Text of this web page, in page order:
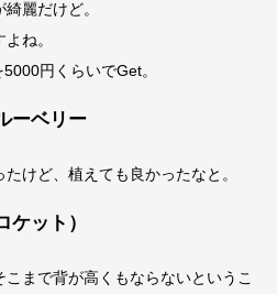
麗だけど。
ね。
円くらいでGet。
ーベリー
けど、植えても良かったなと。
ケット）
まで背が高くもならないというこ